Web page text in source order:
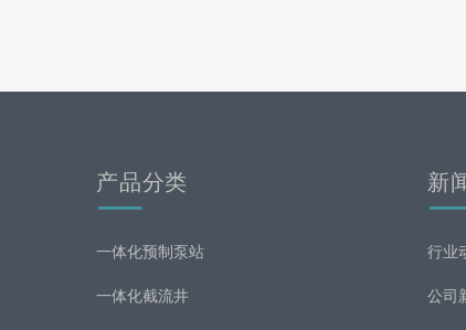
产品分类
一体化预制泵站
一体化截流井
新
行业
公司